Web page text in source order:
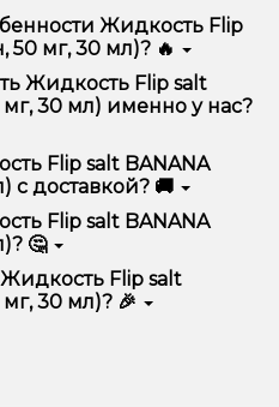
Жидкость Flip
50 мг, 30 мл)? 🔥
(Банан, 50 мг, 30 мл)
удобством
Жидкость Flip salt
мг, 30 мл) именно у нас?
оригинальную продукцию,
выгодные цены и быструю
нас регулярные акции и
Flip salt BANANA
с доставкой? 🚚
в несколько кликов:
Flip salt BANANA (Банан,
заказа.
– мы быстро отправим его
Flip salt BANANA
🤔
предпочтений – например,
размер, материал и тип
и вкус. Наши
Flip salt
30 мл)? 🎉
Следите за